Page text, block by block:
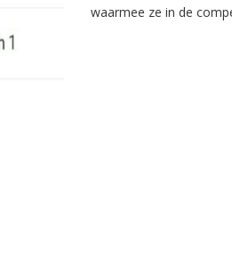
waarmee ze in de